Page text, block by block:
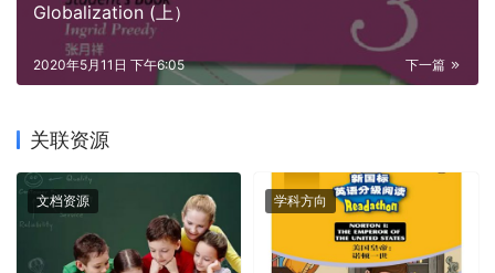
Globalization (上）
下一篇
2020年5月11日 下午6:05
关联资源
文档资源 学科方向